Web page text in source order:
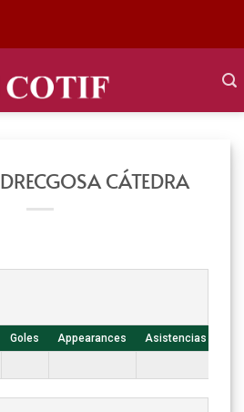
CÁTEDRA
Goles Appearances Asistencias